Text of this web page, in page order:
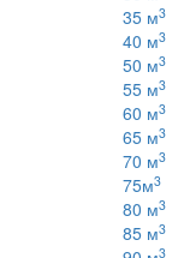
35 м3
40 м3
50 м3
55 м3
60 м3
65 м3
70 м3
75м3
80 м3
85 м3
3